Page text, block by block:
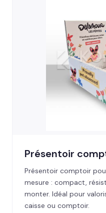
Présentoir
Présentoir comptoir
mesure : compact,
monter. Idéal pour
caisse ou comptoir.